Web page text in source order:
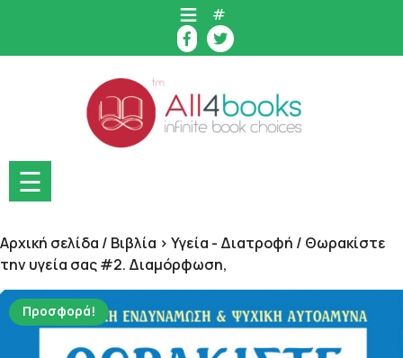
content
#
☰
Αρχική σελίδα / Βιβλία > Υγεία - Διατροφή / Θωρακίστε
την υγεία σας #2. Διαμόρφωση,
Προσφορά!